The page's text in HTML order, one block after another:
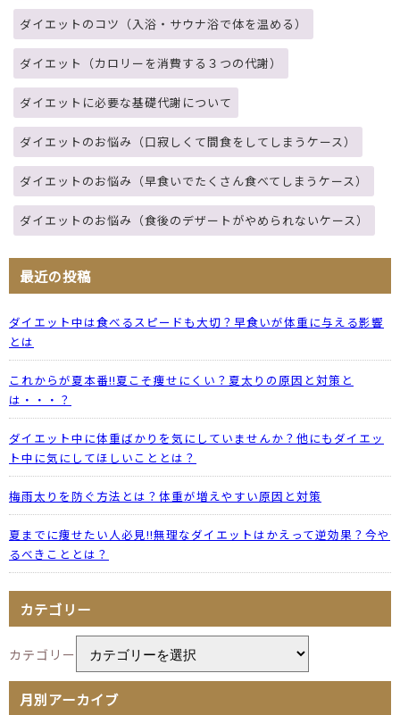
ダイエットのコツ（入浴・サウナ浴で体を温める）
ダイエット（カロリーを消費する３つの代謝）
ダイエットに必要な基礎代謝について
ダイエットのお悩み（口寂しくて間食をしてしまうケース）
ダイエットのお悩み（早食いでたくさん食べてしまうケース）
ダイエットのお悩み（食後のデザートがやめられないケース）
最近の投稿
ダイエット中は食べるスピードも大切？早食いが体重に与える影響
とは
これからが夏本番!!夏こそ痩せにくい？夏太りの原因と対策と
は・・・？
ダイエット中に体重ばかりを気にしていませんか？他にもダイエッ
ト中に気にしてほしいこととは？
梅雨太りを防ぐ方法とは？体重が増えやすい原因と対策
夏までに痩せたい人必見!!無理なダイエットはかえって逆効果？今や
るべきこととは？
カテゴリー
カテゴリー
月別アーカイブ